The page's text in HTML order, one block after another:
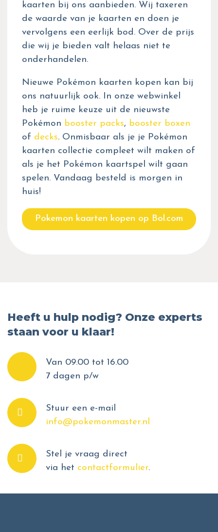
kaarten bij ons aanbieden. Wij taxeren
de waarde van je kaarten en doen je
vervolgens een eerlijk bod. Over de prijs
die wij je bieden valt helaas niet te
onderhandelen.
Nieuwe Pokémon kaarten kopen kan bij
ons natuurlijk ook. In onze webwinkel
heb je ruime keuze uit de nieuwste
Pokémon booster packs, booster boxen
of decks. Onmisbaar als je je Pokémon
kaarten collectie compleet wilt maken of
als je het Pokémon kaartspel wilt gaan
spelen. Vandaag besteld is morgen in
huis!
Pokemon kaarten kopen op Bol.com
Heeft u hulp nodig? Onze experts
staan voor u klaar!
Van 09.00 tot 16.00
7 dagen p/w
Stuur een e-mail
info@pokemonmaster.nl
Stel je vraag direct
via het contactformulier.